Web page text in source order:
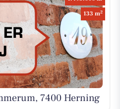
133 m2
7400 Herning